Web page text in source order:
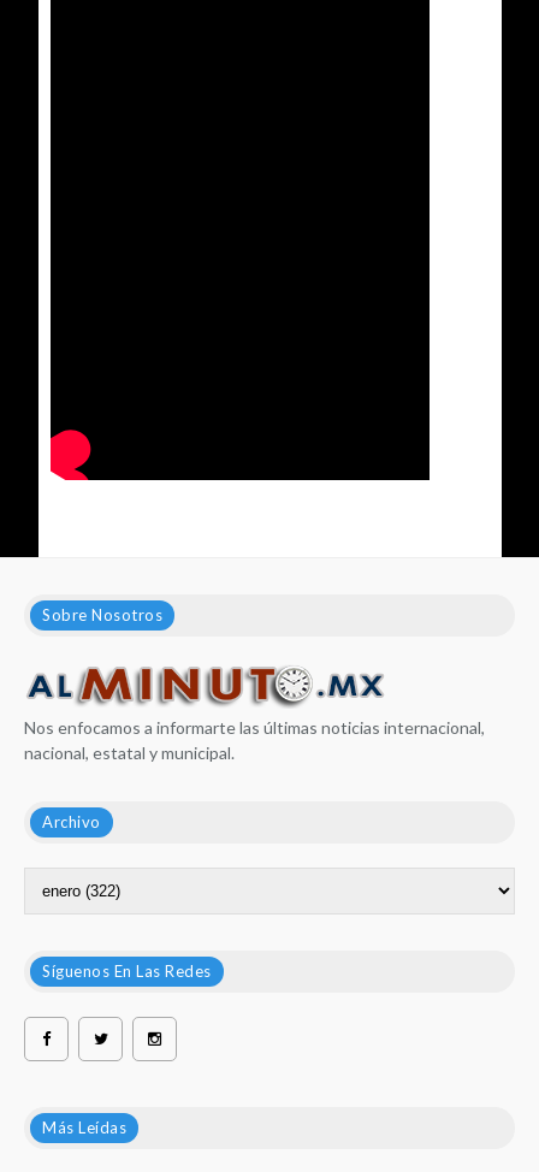
Sobre Nosotros
Nos enfocamos a informarte las últimas noticias internacional,
nacional, estatal y municipal.
Archivo
Síguenos En Las Redes
Más Leídas